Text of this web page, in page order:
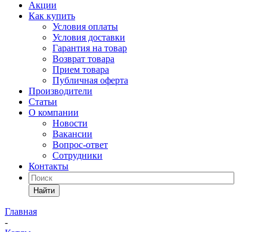
Акции
Как купить
Условия оплаты
Условия доставки
Гарантия на товар
Возврат товара
Прием товара
Публичная оферта
Производители
Статьи
О компании
Новости
Вакансии
Вопрос-ответ
Сотрудники
Контакты
Найти
Главная
-